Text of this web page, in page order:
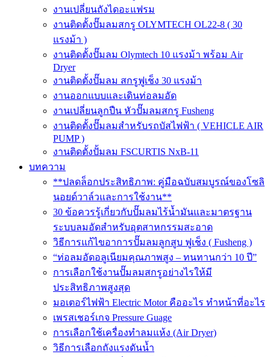
งานเปลี่ยนถังไดอะแฟรม
งานติดตั้งปั๊มลมสกรู OLYMTECH OL22-8 ( 30
แรงม้า )
งานติดตั้งปั๊มลม Olymtech 10 แรงม้า พร้อม Air
Dryer
งานติดตั้งปั๊มลม สกรูฟูเช็ง 30 แรงม้า
งานออกแบบและเดินท่อลมอัด
งานเปลี่ยนลูกปืน หัวปั๊มลมสกรู Fusheng
งานติดตั้งปั๊มลมสำหรับรถบัสไฟฟ้า ( VEHICLE AIR
PUMP )
งานติดตั้งปั้มลม FSCURTIS NxB-11
บทความ
**ปลดล็อกประสิทธิภาพ: คู่มือฉบับสมบูรณ์ของโซลิ
นอยด์วาล์วและการใช้งาน**
30 ข้อควรรู้เกี่ยวกับปั๊มลมไร้น้ำมันและมาตรฐาน
ระบบลมอัดสำหรับอุตสาหกรรมสะอาด
วิธีการแก้ไขอาการปั๊มลมลูกสูบ ฟูเช็ง ( Fusheng )
“ท่อลมอัดอลูเนียมคุณภาพสูง – ทนทานกว่า 10 ปี”
การเลือกใช้งานปั๊มลมสกรูอย่างไรให้มี
ประสิทธิภาพสูงสุด
มอเตอร์ไฟฟ้า Electric Motor คืออะไร ทำหน้าที่อะไร
เพรสเชอร์เกจ Pressure Guage
การเลือกใช้เครื่องทำลมแห้ง (Air Dryer)
วิธีการเลือกถังแรงดันน้ำ